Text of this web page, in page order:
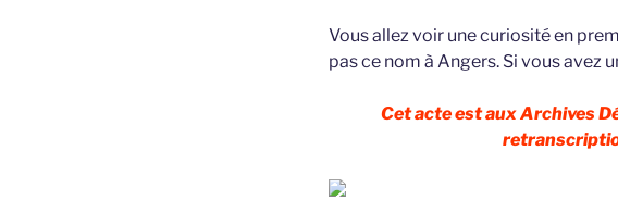
Vous allez voir une curiosité en
pas ce nom à Angers. Si vous avez
Cet acte est aux Archives